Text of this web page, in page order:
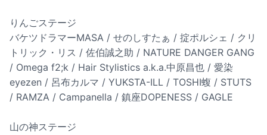
りんごステージ
バケツドラマーMASA / せのしすたぁ / 掟ポルシェ / クリ
トリック・リス / 佐伯誠之助 / NATURE DANGER GANG
/ Omega f2;k / Hair Stylistics a.k.a.中原昌也 / 愛染
eyezen / 呂布カルマ / YUKSTA-ILL / TOSHI蝮 / STUTS
/ RAMZA / Campanella / 鎮座DOPENESS / GAGLE
山の神ステージ